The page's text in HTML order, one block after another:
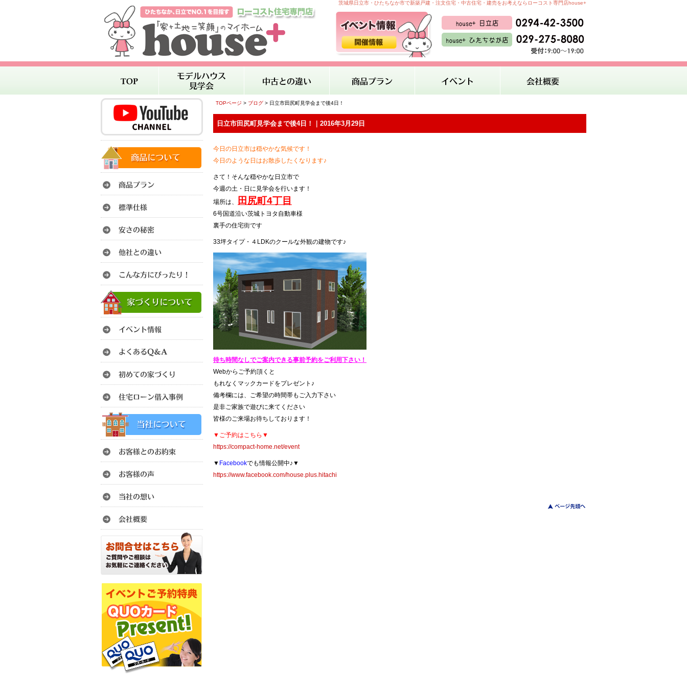
茨城県日立市・ひたちなか市で新築戸建・注文住宅・中古住宅・建売をお考えならローコスト専門店house+
TOPページ > ブログ > 日立市田尻町見学会まで後4日！
日立市田尻町見学会まで後4日！｜2016年3月29日
今日の日立市は穏やかな気候です！
今日のような日はお散歩したくなります♪
さて！そんな穏やかな日立市で
今週の土・日に見学会を行います！
場所は、
田尻町4丁目
6号国道沿い茨城トヨタ自動車様
裏手の住宅街です
33坪タイプ・４LDKのクールな外観の建物です♪
待ち時間なしでご案内できる事前予約をご利用下さい！
Webからご予約頂くと
もれなくマックカードをプレゼント♪
備考欄には、ご希望の時間帯もご入力下さい
是非ご家族で遊びに来てください
皆様のご来場お待ちしております！
▼ご予約はこちら▼
https://compact-home.net/event
▼ Facebookでも情報公開中♪▼
https://www.facebook.com/house.plus.hitachi